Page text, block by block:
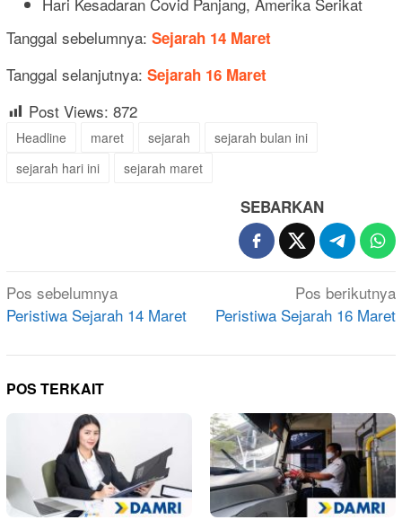
Tanggal sebelumnya: Sejarah 14 Maret
Tanggal selanjutnya: Sejarah 16 Maret
Post Views: 872
Headline maret sejarah
sejarah bulan ini
sejarah hari ini
sejarah maret
SEBARKAN
Navigasi
pos
Pos sebelumnya
Peristiwa Sejarah 14 Maret
Pos berikutnya
Peristiwa Sejarah 16 Maret
POS TERKAIT